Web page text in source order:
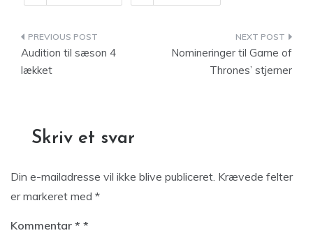
Indlægsnavigation
Audition til sæson 4
lækket
Nomineringer til Game of
Thrones’ stjerner
Skriv et svar
Din e-mailadresse vil ikke blive publiceret. Krævede felter
er markeret med *
Kommentar *